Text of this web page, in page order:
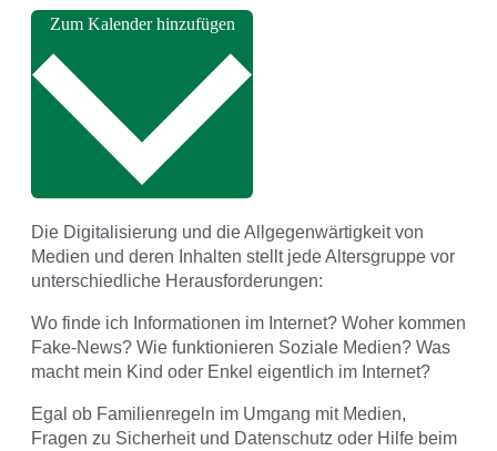
Die Digitalisierung und die Allgegenwärtigkeit von
Medien und deren Inhalten stellt jede Altersgruppe vor
unterschiedliche Herausforderungen:
Wo finde ich Informationen im Internet? Woher kommen
Fake-News? Wie funktionieren Soziale Medien? Was
macht mein Kind oder Enkel eigentlich im Internet?
Egal ob Familienregeln im Umgang mit Medien,
Fragen zu Sicherheit und Datenschutz oder Hilfe beim